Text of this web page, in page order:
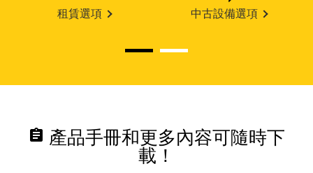
租賃選項 中古設備選項
assignment 產品手冊和更多內容可隨時下
載！